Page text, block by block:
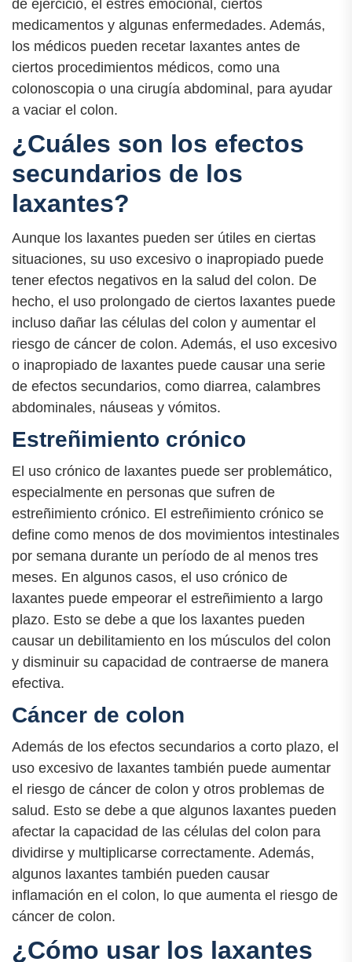
de ejercicio, el estrés emocional, ciertos
medicamentos y algunas enfermedades. Además,
los médicos pueden recetar laxantes antes de
ciertos procedimientos médicos, como una
colonoscopia o una cirugía abdominal, para ayudar
a vaciar el colon.
¿Cuáles son los efectos
secundarios de los
laxantes?
Aunque los laxantes pueden ser útiles en ciertas
situaciones, su uso excesivo o inapropiado puede
tener efectos negativos en la salud del colon. De
hecho, el uso prolongado de ciertos laxantes puede
incluso dañar las células del colon y aumentar el
riesgo de cáncer de colon. Además, el uso excesivo
o inapropiado de laxantes puede causar una serie
de efectos secundarios, como diarrea, calambres
abdominales, náuseas y vómitos.
Estreñimiento crónico
El uso crónico de laxantes puede ser problemático,
especialmente en personas que sufren de
estreñimiento crónico. El estreñimiento crónico se
define como menos de dos movimientos intestinales
por semana durante un período de al menos tres
meses. En algunos casos, el uso crónico de
laxantes puede empeorar el estreñimiento a largo
plazo. Esto se debe a que los laxantes pueden
causar un debilitamiento en los músculos del colon
y disminuir su capacidad de contraerse de manera
efectiva.
Cáncer de colon
Además de los efectos secundarios a corto plazo, el
uso excesivo de laxantes también puede aumentar
el riesgo de cáncer de colon y otros problemas de
salud. Esto se debe a que algunos laxantes pueden
afectar la capacidad de las células del colon para
dividirse y multiplicarse correctamente. Además,
algunos laxantes también pueden causar
inflamación en el colon, lo que aumenta el riesgo de
cáncer de colon.
¿Cómo usar los laxantes